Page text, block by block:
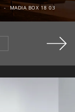
- MADIA BOX 18 03